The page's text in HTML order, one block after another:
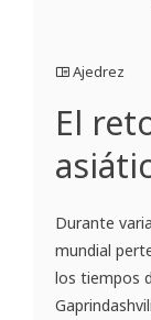
Ajedrez
El
Durante
mundial
los tiempos